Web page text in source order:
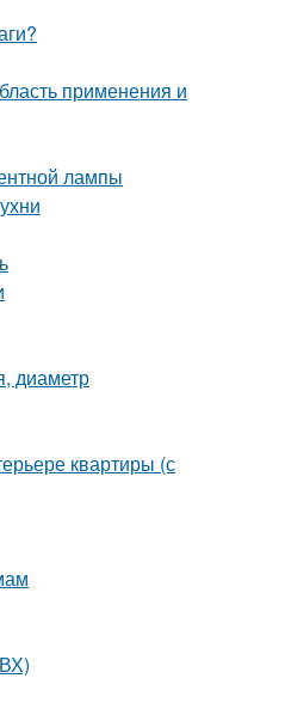
применения и
лампы
диаметр
квартиры (с